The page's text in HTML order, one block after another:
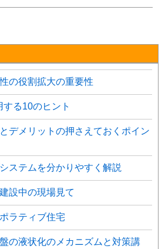
の役割拡大の重要性
る10のヒント
デメリットの押さえておくポイン
ステムを分かりやすく解説
設中の現場見て
ラティブ住宅
の液状化のメカニズムと対策講